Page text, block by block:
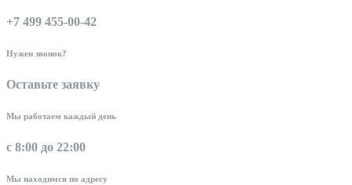
+7 499 455-00-42
Нужен звонок?
Оставьте заявку
Мы работаем каждый день
с 8:00 до 22:00
Мы находимся по адресу